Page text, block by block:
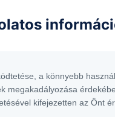
elsődleges célára
egyelőre nem
adatokhoz képest
a könnyebb
megakadályozása
kifejezetten az Önt